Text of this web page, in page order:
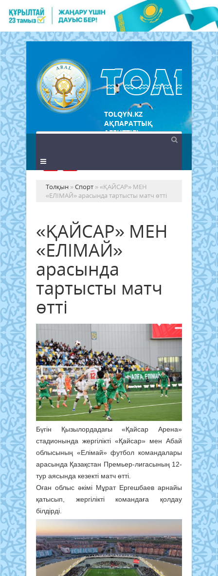
TOLQYN.KZ
АҚПАРАТТЫҚ
АГЕНТТІГІ
Толқын »Спорт » «ҚАЙСАР» МЕН
«ЕЛІМАЙ» арасында тартысты матч өтті
«ҚАЙСАР» МЕН
«ЕЛІМАЙ»
арасында
тартысты матч
өтті
Бүгін Қызылордадағы «Қайсар Арена»
стадионында жергілікті «Қайсар» мен Абай
облысының «Елімай» футбол командалары
арасында Қазақстан Премьер-лигасының 12-
тур аясында кезекті матч өтті.
Оған облыс әкімі Мұрат Ергешбаев арнайы
қатысып, жергілікті командаға қолдау
білдірді.